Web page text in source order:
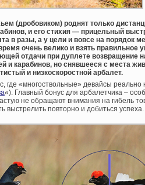
(дробовиком) роднят только
и его стихия — прицельный
в разы, а у цели и вовсе на порядок
очень велико и взять
отдачи при дуплете возвращение
и карабинов, но снявшееся с места
и низкоскоростной арбалет.
где «многоствольные» девайсы
«). Главный бонус для арбалетчика –
не обращают внимания на гибель
выстрелить повторно и добиться